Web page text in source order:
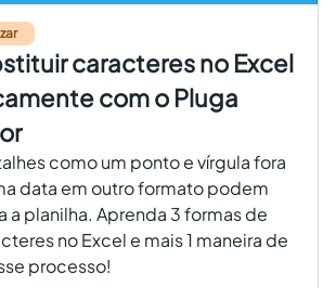
caracteres no Excel
com o Pluga
como um ponto e vírgula fora
data em outro formato podem
a planilha. Aprenda 3 formas de
no Excel e mais 1 maneira de
processo!